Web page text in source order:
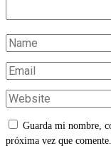
Guarda mi nombre,
próxima vez que comente.